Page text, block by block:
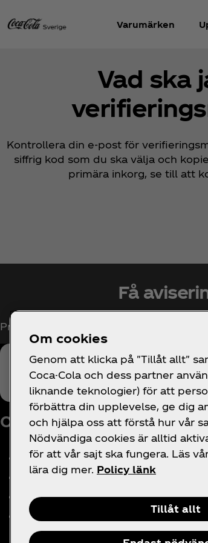
Varumärken
Vad ska
Kontrollera din e-post för
siffrig kod som du ska välja och
primära inkorg, se till att
Få
Prenumerera nu för exklusiv tillgång till
Om oss
Vårt företag
Pressrum
Historia
Karriär
Behöver
FAQ
Kontakta
Om cookies
Genom att klicka på "Tillåt allt"
Coca-Cola och dess partner
liknande teknologier) för att
förbättra din upplevelse, ge dig
och hjälpa oss att förstå hur vår
Nödvändiga cookies är alltid
för att vår sajt ska fungera. Läs
lära dig mer. Policy länk
Tillåt allt